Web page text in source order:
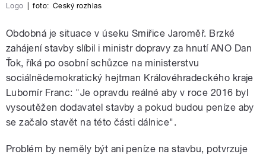
Logo foto: Český rozhlas
Obdobná je situace v úseku Smiřice Jaroměř. Brzké
zahájení stavby slíbil i ministr dopravy za hnutí ANO Dan
Ťok, říká po osobní schůzce na ministerstvu
sociálnědemokratický hejtman Královéhradeckého kraje
Lubomír Franc: "Je opravdu reálné aby v roce 2016 byl
vysoutěžen dodavatel stavby a pokud budou peníze aby
se začalo stavět na této části dálnice".
Problém by neměly být ani peníze na stavbu, potvrzuje